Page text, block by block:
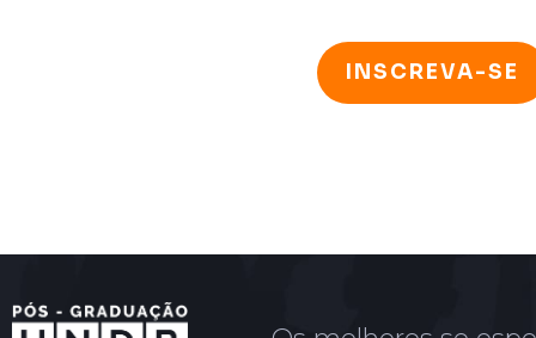
INSCREVA-SE